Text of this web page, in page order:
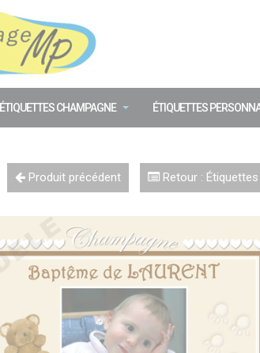
ÉTIQUETTES CHAMPAGNE ÉTIQUETTES
Produit précédent Retour :